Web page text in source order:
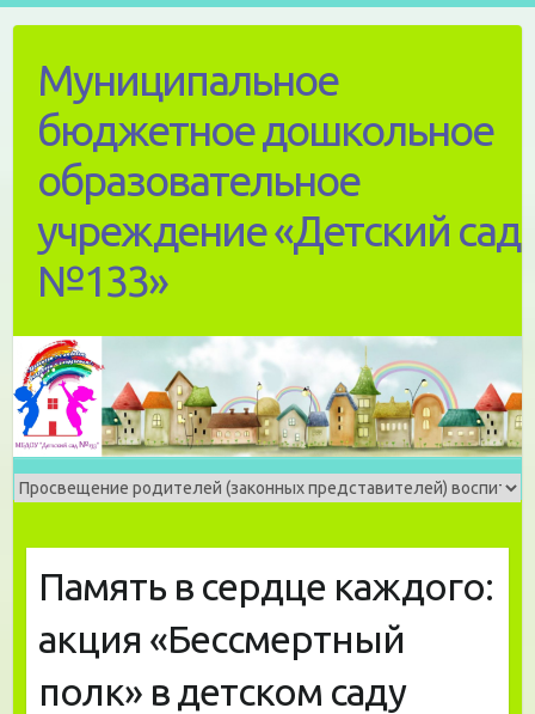
contentМуниципальное
бюджетное дошкольное
образовательное
учреждение «Детский сад
№133»
Память в сердце каждого:
акция «Бессмертный
полк» в детском саду